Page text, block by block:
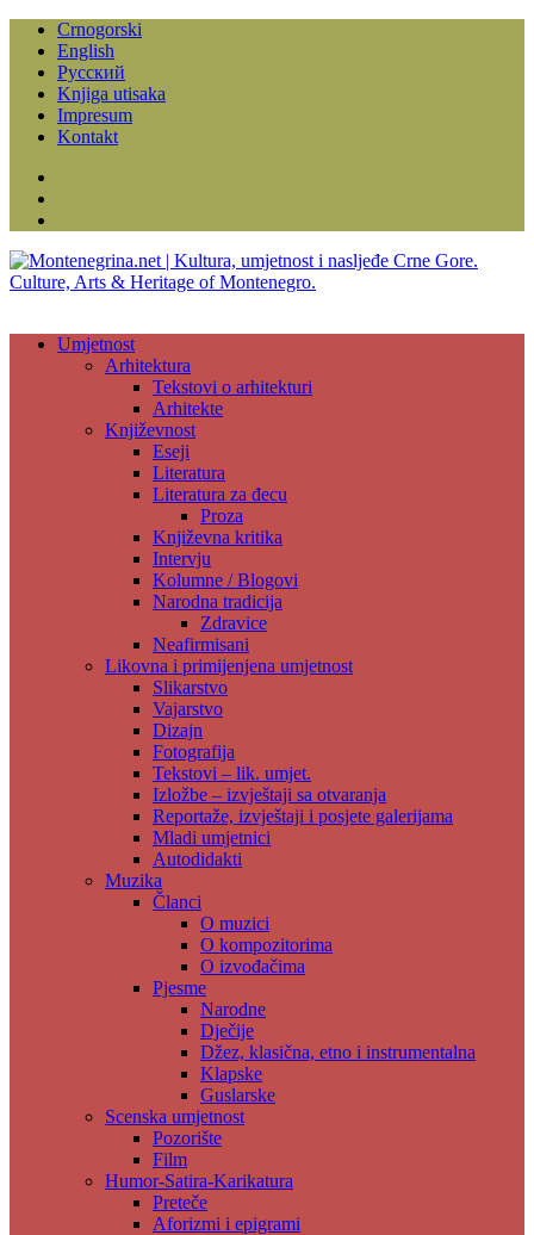
Crnogorski
English
Русский
Knjiga utisaka
Impresum
Kontakt
Umjetnost
Arhitektura
Tekstovi o arhitekturi
Arhitekte
Književnost
Eseji
Literatura
Literatura za đecu
Proza
Književna kritika
Intervju
Kolumne / Blogovi
Narodna tradicija
Zdravice
Neafirmisani
Likovna i primijenjena umjetnost
Slikarstvo
Vajarstvo
Dizajn
Fotografija
Tekstovi – lik. umjet.
Izložbe – izvještaji sa otvaranja
Reportaže, izvještaji i posjete galerijama
Mladi umjetnici
Autodidakti
Muzika
Članci
O muzici
O kompozitorima
O izvođačima
Pjesme
Narodne
Dječije
Džez, klasična, etno i instrumentalna
Klapske
Guslarske
Scenska umjetnost
Pozorište
Film
Humor-Satira-Karikatura
Preteče
Aforizmi i epigrami